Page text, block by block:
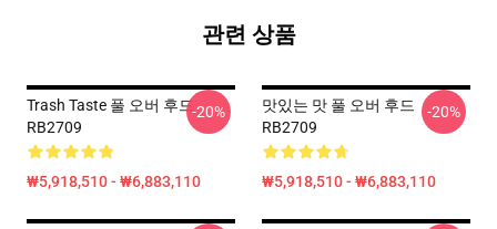
관련 상품
Trash Taste 풀 오버 후드
RB2709
₩5,918,510 - ₩6,883,110
-20%
맛있는 맛 풀 오버 후드
RB2709
₩5,918,510 - ₩6,883,110
-20%